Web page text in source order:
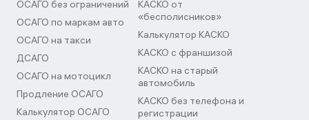
ОСАГО без ограничений
ОСАГО по маркам авто
ОСАГО на такси
ДСАГО
ОСАГО на мотоцикл
Продление ОСАГО
Калькулятор ОСАГО
КАСКО от
«бесполисников»
Калькулятор КАСКО
КАСКО с франшизой
КАСКО на старый
автомобиль
КАСКО без телефона и
регистрации